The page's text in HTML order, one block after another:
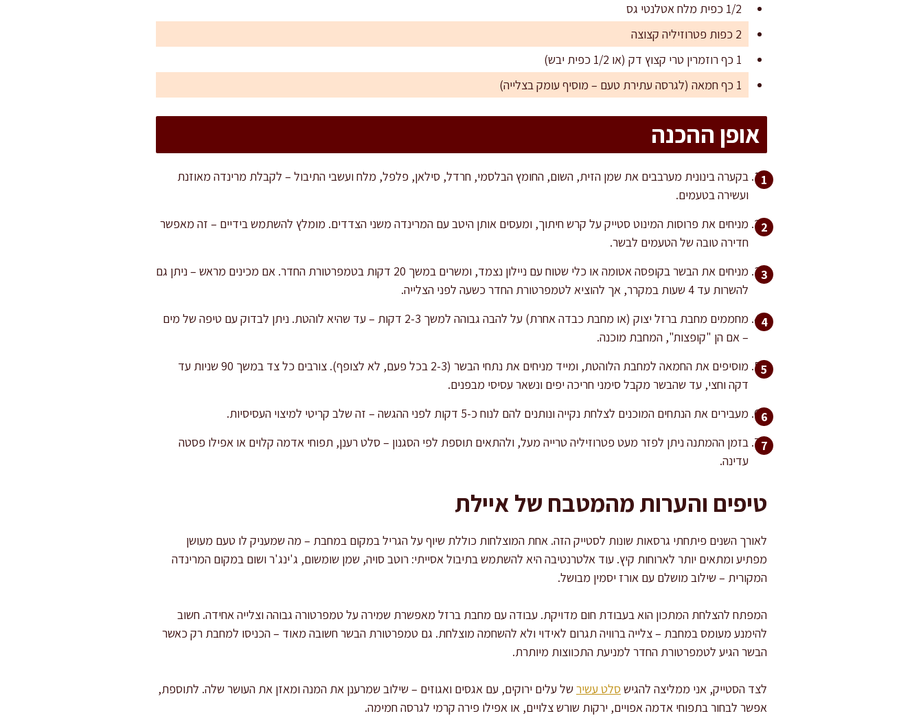
1/2 כפית מלח אטלנטי גס
2 כפות פטרוזיליה קצוצה
1 כף רוזמרין טרי קצוץ דק (או 1/2 כפית יבש)
1 כף חמאה (לגרסה עתירת טעם – מוסיף עומק בצלייה)
אופן ההכנה
בקערה בינונית מערבבים את שמן הזית, השום, החומץ הבלסמי, חרדל, סילאן, פלפל, מלח ועשבי התיבול – לקבלת מרינדה מאוזנת
ועשירה בטעמים.
מניחים את פרוסות המינוט סטייק על קרש חיתוך, ומעסים אותן היטב עם המרינדה משני הצדדים. מומלץ להשתמש בידיים – זה מאפשר
חדירה טובה של הטעמים לבשר.
מניחים את הבשר בקופסה אטומה או כלי שטוח עם ניילון נצמד, ומשרים במשך 20 דקות בטמפרטורת החדר. אם מכינים מראש – ניתן גם
להשרות עד 4 שעות במקרר, אך להוציא לטמפרטורת החדר כשעה לפני הצלייה.
מחממים מחבת ברזל יצוק (או מחבת כבדה אחרת) על להבה גבוהה למשך 2-3 דקות – עד שהיא לוהטת. ניתן לבדוק עם טיפה של מים
– אם הן "קופצות", המחבת מוכנה.
מוסיפים את החמאה למחבת הלוהטת, ומייד מניחים את נתחי הבשר (2-3 בכל פעם, לא לצופף). צורבים כל צד במשך 90 שניות עד
דקה וחצי, עד שהבשר מקבל סימני חריכה יפים ונשאר עסיסי מבפנים.
מעבירים את הנתחים המוכנים לצלחת נקייה ונותנים להם לנוח כ-5 דקות לפני ההגשה – זה שלב קריטי למיצוי העסיסיות.
בזמן ההמתנה ניתן לפזר מעט פטרוזיליה טרייה מעל, ולהתאים תוספת לפי הסגנון – סלט רענן, תפוחי אדמה קלוים או אפילו פסטה
עדינה.
טיפים והערות מהמטבח של איילת
לאורך השנים פיתחתי גרסאות שונות לסטייק הזה. אחת המוצלחות כוללת שיוף על הגריל במקום במחבת – מה שמעניק לו טעם מעושן
מפתיע ומתאים יותר לארוחות קיץ. עוד אלטרנטיבה היא להשתמש בתיבול אסייתי: רוטב סויה, שמן שומשום, ג'ינג'ר ושום במקום המרינדה
המקורית – שילוב מושלם עם אורז יסמין מבושל.
המפתח להצלחת המתכון הוא בעבודת חום מדויקת. עבודה עם מחבת ברזל מאפשרת שמירה על טמפרטורה גבוהה וצלייה אחידה. חשוב
להימנע מעומס במחבת – צלייה ברוויה תגרום לאידוי ולא להשחמה מוצלחת. גם טמפרטורת הבשר חשובה מאוד – הכניסו למחבת רק כאשר
הבשר הגיע לטמפרטורת החדר למניעת התכווצות מיותרת.
לצד הסטייק, אני ממליצה להגיש סלט עשיר של עלים ירוקים, עם אגסים ואגוזים – שילוב שמרענן את המנה ומאזן את העושר שלה. לתוספת,
אפשר לבחור בתפוחי אדמה אפויים, ירקות שורש צלויים, או אפילו פירה קרמי לגרסה חמימה.